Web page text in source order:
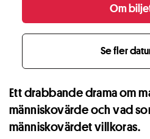
Om
Se fler
Ett drabbande drama om
människovärde och vad
människovärdet villkoras.